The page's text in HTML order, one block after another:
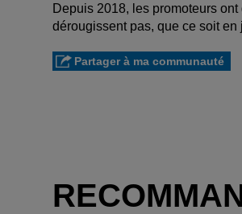
Depuis 2018, les promoteurs
dérougissent pas, que ce soit
Partager à ma communauté